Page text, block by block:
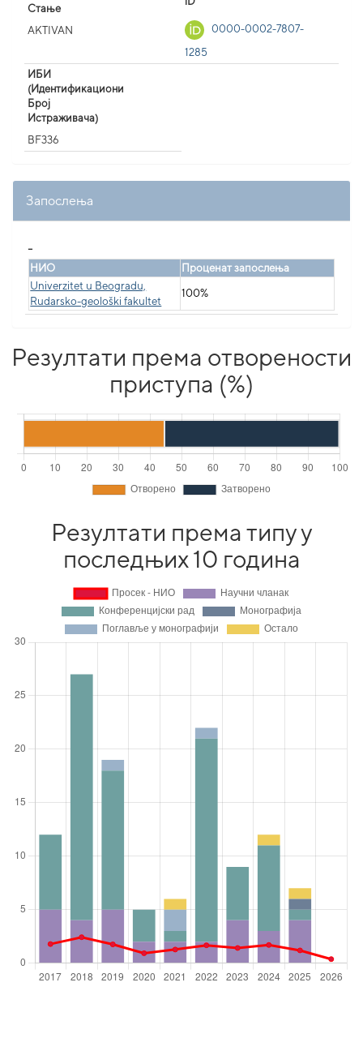
Стање
AKTIVAN
0000-0002-7807-
1285
ИБИ
(Идентификациони
Број
Истраживача)
BF336
Запослења
НИО
Проценат запослења
Univerzitet u Beogradu,
Rudarsko-geološki fakultet
100%
Резултати према отворености
приступа (%)
Резултати према типу у
последњих 10 година